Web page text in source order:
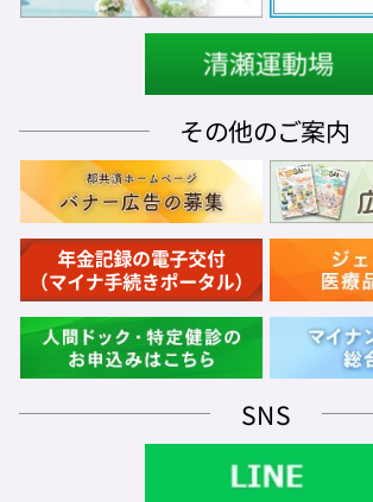
その他のご案内
SNS